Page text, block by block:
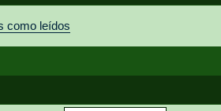
como leídos